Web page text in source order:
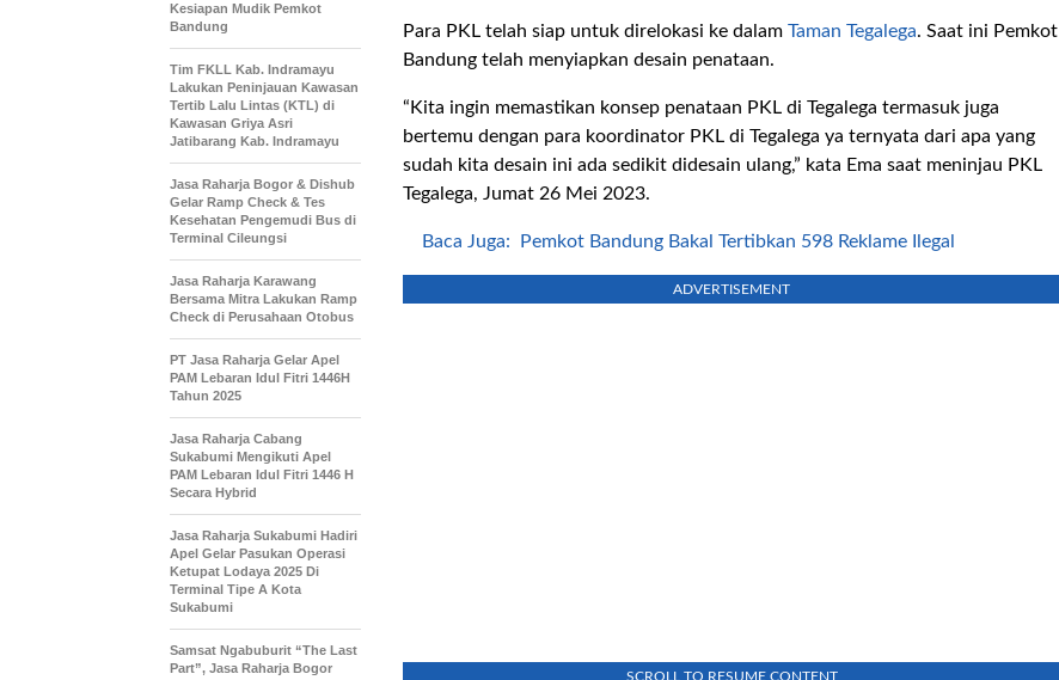
Para PKL telah siap untuk direlokasi ke dalam Taman Tegalega. Saat ini Pemkot
Bandung telah menyiapkan desain penataan.
“Kita ingin memastikan konsep penataan PKL di Tegalega termasuk juga
bertemu dengan para koordinator PKL di Tegalega ya ternyata dari apa yang
sudah kita desain ini ada sedikit didesain ulang,” kata Ema saat meninjau PKL
Tegalega, Jumat 26 Mei 2023.
Baca Juga: Pemkot Bandung Bakal Tertibkan 598 Reklame Ilegal
ADVERTISEMENT
SCROLL TO RESUME CONTENT
Kesiapan Mudik Pemkot
Bandung
Tim FKLL Kab. Indramayu
Lakukan Peninjauan Kawasan
Tertib Lalu Lintas (KTL) di
Kawasan Griya Asri
Jatibarang Kab. Indramayu
Jasa Raharja Bogor & Dishub
Gelar Ramp Check & Tes
Kesehatan Pengemudi Bus di
Terminal Cileungsi
Jasa Raharja Karawang
Bersama Mitra Lakukan Ramp
Check di Perusahaan Otobus
PT Jasa Raharja Gelar Apel
PAM Lebaran Idul Fitri 1446H
Tahun 2025
Jasa Raharja Cabang
Sukabumi Mengikuti Apel
PAM Lebaran Idul Fitri 1446 H
Secara Hybrid
Jasa Raharja Sukabumi Hadiri
Apel Gelar Pasukan Operasi
Ketupat Lodaya 2025 Di
Terminal Tipe A Kota
Sukabumi
Samsat Ngabuburit “The Last
Part”, Jasa Raharja Bogor